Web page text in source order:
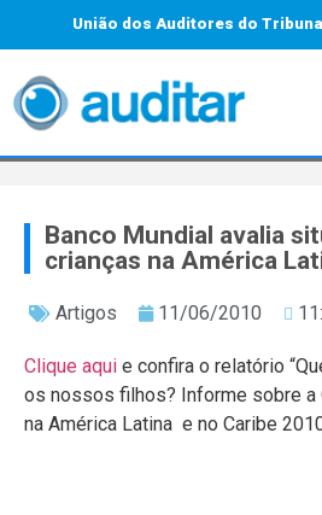
União dos Auditores do
Banco Mundial avalia
crianças na América
Artigos 11/06/2010
Clique aqui e confira o relatório
os nossos filhos? Informe sobre a
na América Latina e no Caribe